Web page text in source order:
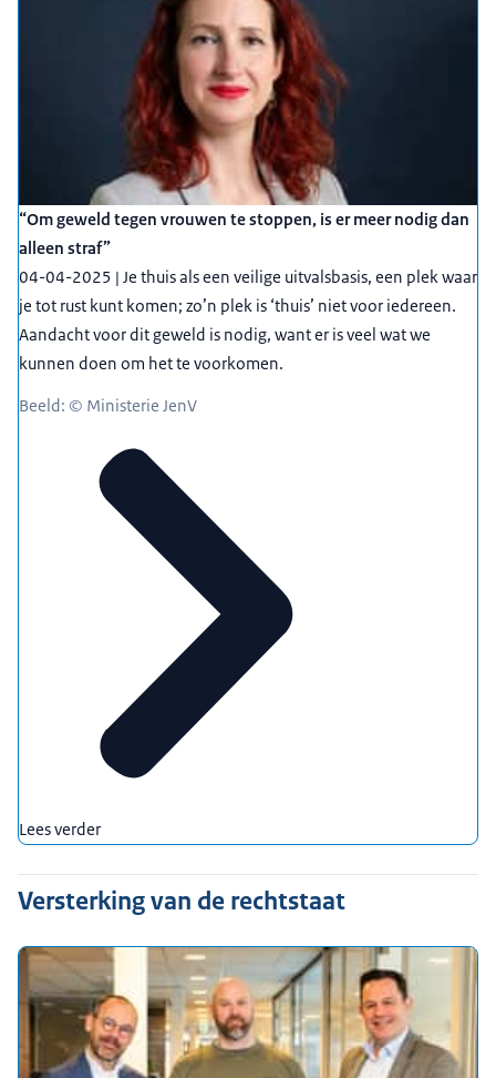
“Om geweld tegen vrouwen te stoppen, is er meer nodig dan
alleen straf”
04-04-2025 | Je thuis als een veilige uitvalsbasis, een plek waar
je tot rust kunt komen; zo’n plek is ‘thuis’ niet voor iedereen.
Aandacht voor dit geweld is nodig, want er is veel wat we
kunnen doen om het te voorkomen.
Beeld: © Ministerie JenV
Lees verder
Versterking van de rechtstaat